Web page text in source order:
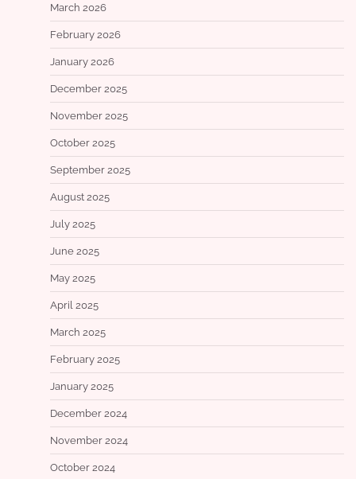
March 2026
February 2026
January 2026
December 2025
November 2025
October 2025
September 2025
August 2025
July 2025
June 2025
May 2025
April 2025
March 2025
February 2025
January 2025
December 2024
November 2024
October 2024